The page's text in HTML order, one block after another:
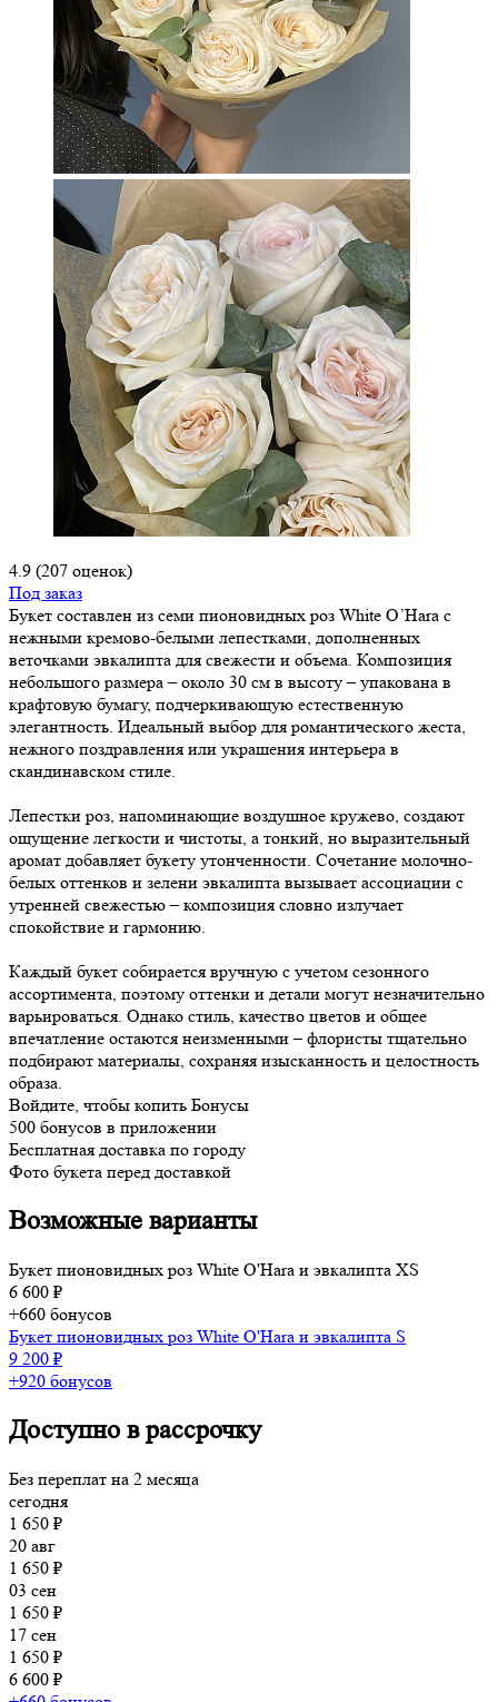
4.9 (207 оценок)
Под заказ
Букет составлен из семи пионовидных роз White O’Hara с
нежными кремово-белыми лепестками, дополненных
веточками эвкалипта для свежести и объема. Композиция
небольшого размера – около 30 см в высоту – упакована в
крафтовую бумагу, подчеркивающую естественную
элегантность. Идеальный выбор для романтического жеста,
нежного поздравления или украшения интерьера в
скандинавском стиле.
Лепестки роз, напоминающие воздушное кружево, создают
ощущение легкости и чистоты, а тонкий, но выразительный
аромат добавляет букету утонченности. Сочетание молочно-
белых оттенков и зелени эвкалипта вызывает ассоциации с
утренней свежестью – композиция словно излучает
спокойствие и гармонию.
Каждый букет собирается вручную с учетом сезонного
ассортимента, поэтому оттенки и детали могут незначительно
варьироваться. Однако стиль, качество цветов и общее
впечатление остаются неизменными – флористы тщательно
подбирают материалы, сохраняя изысканность и целостность
образа.
Войдите, чтобы копить Бонусы
500 бонусов в приложении
Бесплатная доставка по городу
Фото букета перед доставкой
Возможные варианты
Букет пионовидных роз White O'Hara и эвкалипта XS
6 600 ₽
+660 бонусов
Букет пионовидных роз White O'Hara и эвкалипта S
9 200 ₽
+920 бонусов
Доступно в рассрочку
Без переплат на 2 месяца
сегодня
1 650 ₽
20 авг
1 650 ₽
03 сен
1 650 ₽
17 сен
1 650 ₽
6 600 ₽